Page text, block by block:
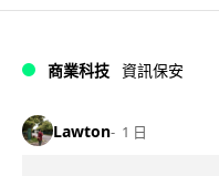
商業科技 資訊保安
Lawton 1 日